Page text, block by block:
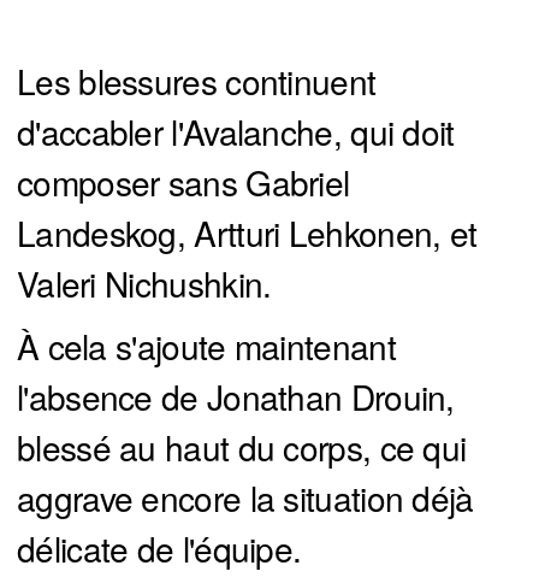
Les blessures continuent
d'accabler l'Avalanche, qui doit
composer sans Gabriel
Landeskog, Artturi Lehkonen, et
Valeri Nichushkin.
À cela s'ajoute maintenant
l'absence de Jonathan Drouin,
blessé au haut du corps, ce qui
aggrave encore la situation déjà
délicate de l'équipe.